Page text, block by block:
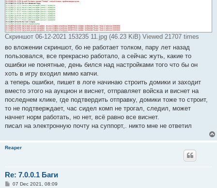
Скриншот 06-12-2021 153235 11.jpg (46.23 KiB) Viewed 21707 times
во вложении скриншот, бо не работает толком, пару лет назад
пользовался, все прекрасно работало, а сейчас жуть, какие то
ошибки не понятные, день бился над настройками того что бы он
хоть в игру входил мимо капчи.
а теперь ошибки, пишет в логе начинаю строить домики и заходит
вместо этого на аукцион и виснет, отправляет войска и виснет на
последнем клике, где подтвердить отправку, домики тоже то строит,
то не подтверждает, час сидел комп не трогал, следил, может
начнет норм работать, но нет, всё равно все виснет.
писал на электронную почту на суппорт,. никто мне не ответил
Reaper
Re: 7.0.0.1 Баги
P07 Dec 2021, 08:09